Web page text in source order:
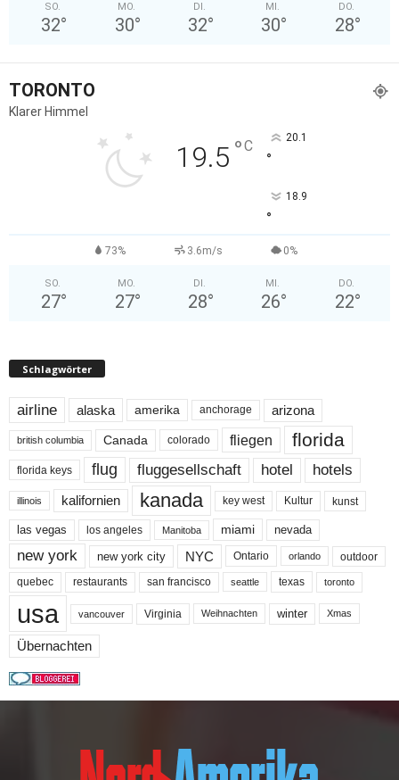
SO.
32°
MO.
30°
DI.
32°
MI.
30°
DO.
28°
TORONTO
Klarer Himmel
19.5 °C 20.1
°
18.9
°
73% 3.6m/s 0%
SO.
27°
MO.
27°
DI.
28°
MI.
26°
DO.
22°
Schlagwörter
airline alaska amerika anchorage arizona
british columbia Canada colorado fliegen florida
florida keys flug fluggesellschaft hotel hotels
illinois kalifornien kanada key west Kultur kunst
las vegas los angeles Manitoba miami nevada
new york new york city NYC Ontario orlando outdoor
quebec restaurants san francisco seattle texas toronto
usa vancouver Virginia Weihnachten winter Xmas
Übernachten